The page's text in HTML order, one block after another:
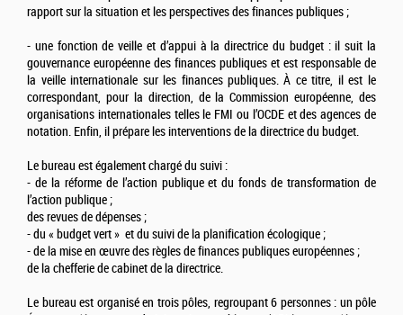
rapport sur la situation et les perspectives des finances publiques ;
- une fonction de veille et d’appui à la directrice du budget : il suit la
gouvernance européenne des finances publiques et est responsable de
la veille internationale sur les finances publiques. À ce titre, il est le
correspondant, pour la direction, de la Commission européenne, des
organisations internationales telles le FMI ou l’OCDE et des agences de
notation. Enfin, il prépare les interventions de la directrice du budget.
Le bureau est également chargé du suivi :
- de la réforme de l’action publique et du fonds de transformation de
l’action publique ;
des revues de dépenses ;
- du « budget vert » et du suivi de la planification écologique ;
- de la mise en œuvre des règles de finances publiques européennes ;
de la chefferie de cabinet de la directrice.
Le bureau est organisé en trois pôles, regroupant 6 personnes : un pôle